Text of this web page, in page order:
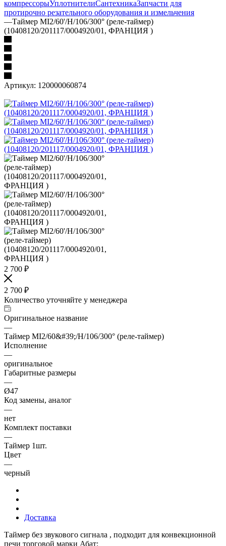
компрессорыУплотнителиСантехникаЗапчасти для
протирочно резательного оборудования и измельчения
—Таймер MI2/60'/H/106/300° (реле-таймер)
(10408120/201117/0004920/01, ФРАНЦИЯ )
Артикул: 120000060874
2 700 ₽
2 700 ₽
Количество уточняйте у менеджера
Оригинальное название
—
Таймер MI2/60&#39;/H/106/300° (реле-таймер)
Исполнение
—
оригинальное
Габаритные размеры
—
Ø47
Код замены, аналог
—
нет
Комплект поставки
—
Таймер 1шт.
Цвет
—
черный
Доставка
Таймер без звукового сигнала , подходит для конвекционной
печи торговой марки Абат: